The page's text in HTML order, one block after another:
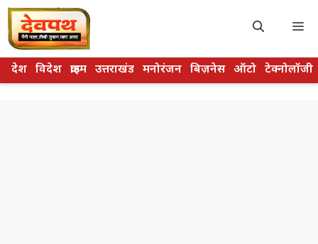
Skip
to
content
देश विदेश क्राइम उत्तराखंड मनोरंजन बिज़नेस ऑटो टेक्नोलॉजी